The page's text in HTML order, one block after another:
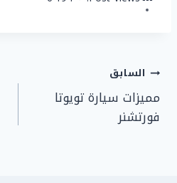
تصفّح
المقالات
السابق
مميزات سيارة تويوتا
فورتشنر